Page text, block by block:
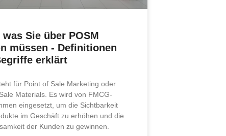
Sie über POSM
müssen - Definitionen
erklärt
für Point of Sale Marketing oder
Materials. Es wird von FMCG-
eingesetzt, um die Sichtbarkeit
im Geschäft zu erhöhen und die
der Kunden zu gewinnen.